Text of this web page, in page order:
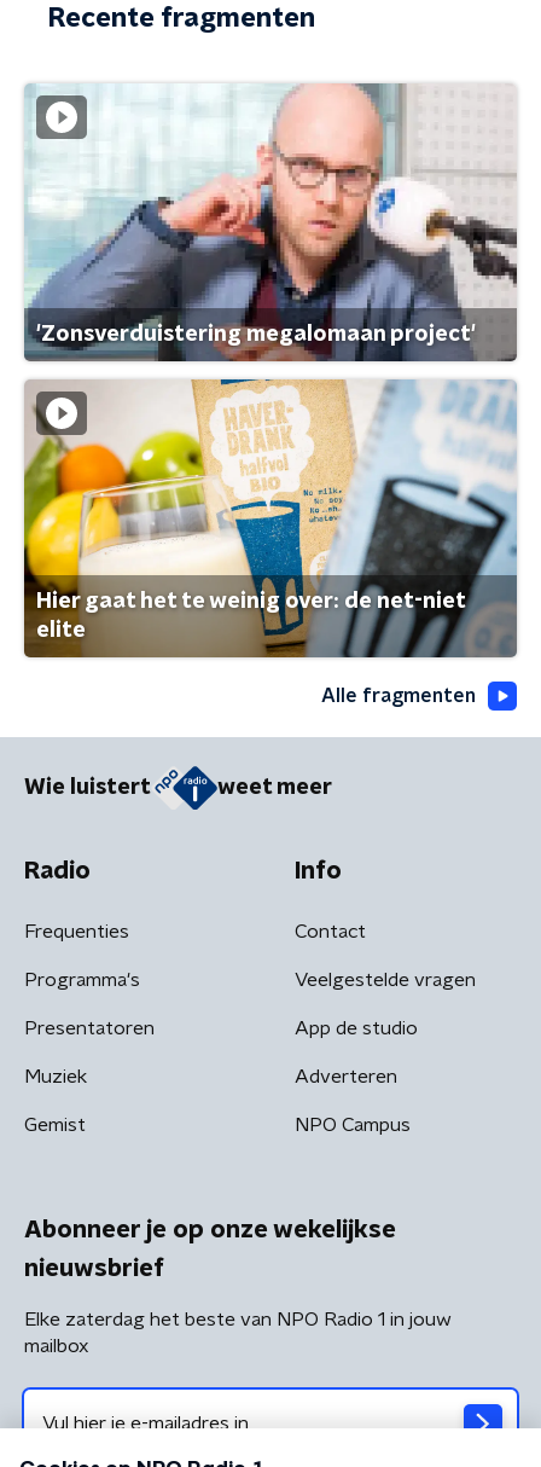
Recente fragmenten
'Zonsverduistering megalomaan project'
Hier gaat het te weinig over: de net-niet
elite
Alle fragmenten
Wie luistert weet meer
Radio
Frequenties
Programma's
Presentatoren
Muziek
Gemist
Info
Contact
Veelgestelde vragen
App de studio
Adverteren
NPO Campus
Abonneer je op onze wekelijkse
nieuwsbrief
Elke zaterdag het beste van NPO Radio 1 in jouw
mailbox